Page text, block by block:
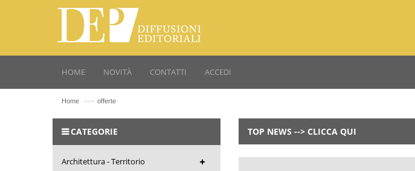
HOME NOVITÀ CONTATTI ACCEDI
Home —› offerte
TOP NEWS --> CLICCA QUI
CATEGORIE
Architettura - Territorio